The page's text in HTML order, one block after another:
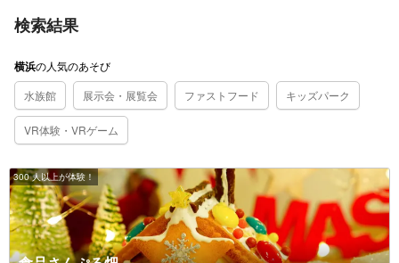
検索結果
横浜の人気のあそび
水族館
展示会・展覧会 ファストフード キッズパーク
VR体験・VRゲーム
300 人以上が体験！